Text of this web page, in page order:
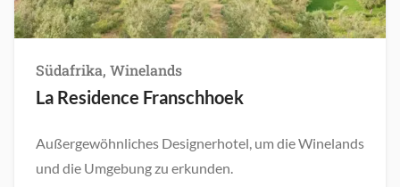
Südafrika, Winelands
La Residence Franschhoek
Außergewöhnliches Designerhotel, um die Winelands
und die Umgebung zu erkunden.